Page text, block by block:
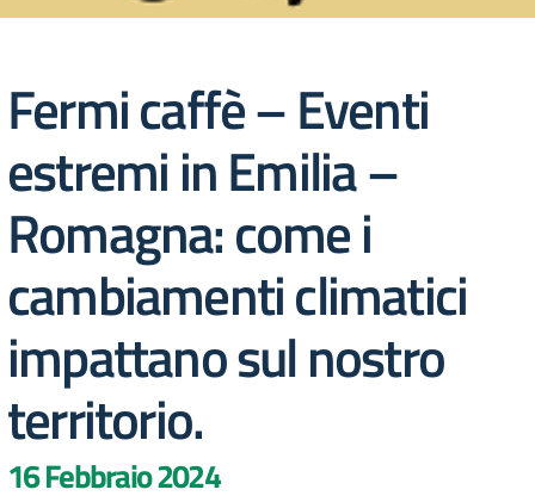
Fermi caffè – Eventi
estremi in Emilia –
Romagna: come i
cambiamenti climatici
impattano sul nostro
territorio.
16 Febbraio 2024